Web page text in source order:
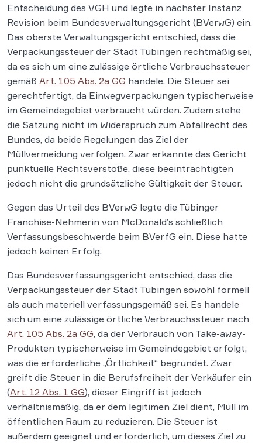
Entscheidung des VGH und legte in nächster Instanz
Revision beim Bundesverwaltungsgericht (BVerwG) ein.
Das oberste Verwaltungsgericht entschied, dass die
Verpackungssteuer der Stadt Tübingen rechtmäßig sei,
da es sich um eine zulässige örtliche Verbrauchssteuer
gemäß Art. 105 Abs. 2a GG handele. Die Steuer sei
gerechtfertigt, da Einwegverpackungen typischerweise
im Gemeindegebiet verbraucht würden. Zudem stehe
die Satzung nicht im Widerspruch zum Abfallrecht des
Bundes, da beide Regelungen das Ziel der
Müllvermeidung verfolgen. Zwar erkannte das Gericht
punktuelle Rechtsverstöße, diese beeinträchtigten
jedoch nicht die grundsätzliche Gültigkeit der Steuer.
Gegen das Urteil des BVerwG legte die Tübinger
Franchise-Nehmerin von McDonald’s schließlich
Verfassungsbeschwerde beim BVerfG ein. Diese hatte
jedoch keinen Erfolg.
Das Bundesverfassungsgericht entschied, dass die
Verpackungssteuer der Stadt Tübingen sowohl formell
als auch materiell verfassungsgemäß sei. Es handele
sich um eine zulässige örtliche Verbrauchssteuer nach
Art. 105 Abs. 2a GG, da der Verbrauch von Take-away-
Produkten typischerweise im Gemeindegebiet erfolgt,
was die erforderliche „Örtlichkeit“ begründet. Zwar
greift die Steuer in die Berufsfreiheit der Verkäufer ein
(Art. 12 Abs. 1 GG), dieser Eingriff ist jedoch
verhältnismäßig, da er dem legitimen Ziel dient, Müll im
öffentlichen Raum zu reduzieren. Die Steuer ist
außerdem geeignet und erforderlich, um dieses Ziel zu